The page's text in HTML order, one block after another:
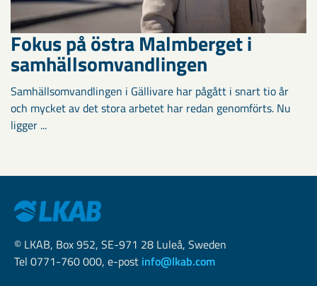
Fokus på östra Malmberget i
samhällsomvandlingen
Samhällsomvandlingen i Gällivare har pågått i snart tio år
och mycket av det stora arbetet har redan genomförts. Nu
ligger ...
© LKAB, Box 952, SE-971 28 Luleå, Sweden
Tel 0771-760 000, e-post info@lkab.com